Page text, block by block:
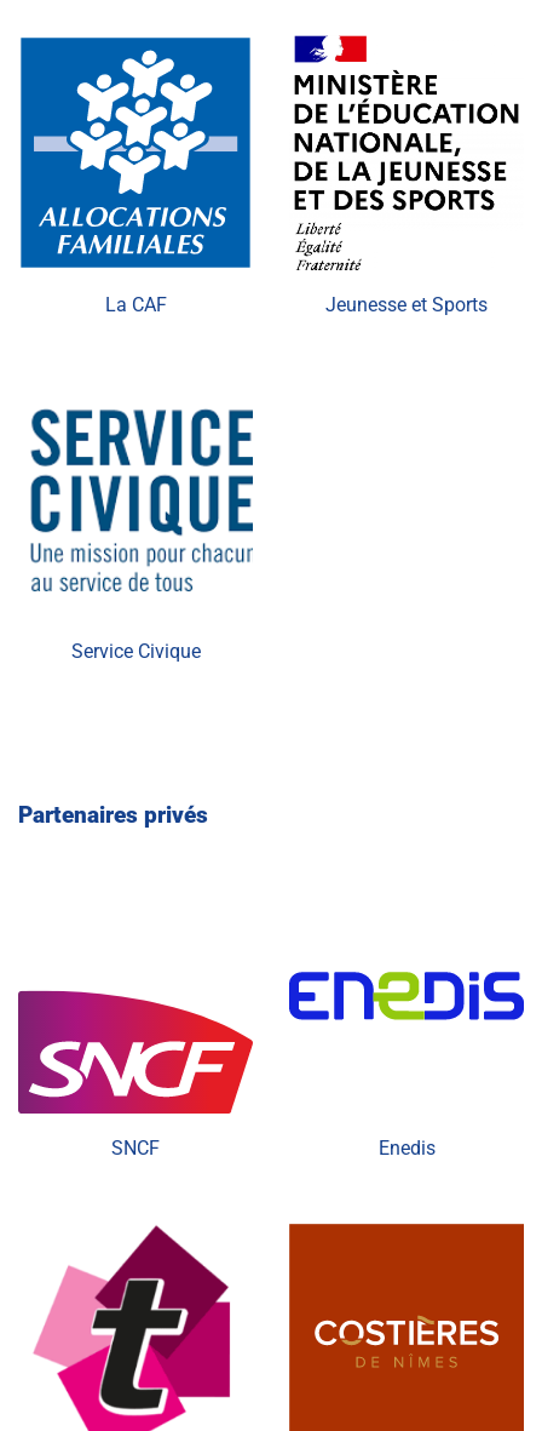
La CAF Jeunesse et Sports
Service Civique
Partenaires privés
SNCF Enedis